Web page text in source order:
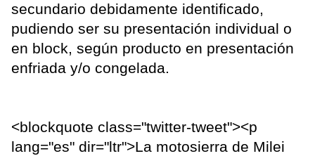
secundario debidamente identificado,
pudiendo ser su presentación individual o
en block, según producto en presentación
enfriada y/o congelada.
<blockquote class="twitter-tweet"><p
lang="es" dir="ltr">La motosierra de Milei